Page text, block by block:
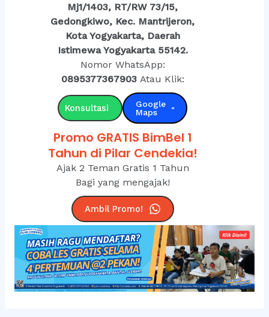
Mj1/1403, RT/RW 73/15,
Gedongkiwo, Kec. Mantrijeron,
Kota Yogyakarta, Daerah
Istimewa Yogyakarta 55142.
Nomor WhatsApp:
0895377367903 Atau Klik:
Konsultasi
Google
Maps
Promo GRATIS BimBel 1
Tahun di Pilar Cendekia!
Ajak 2 Teman Gratis 1 Tahun
Bagi yang mengajak!
Ambil Promo!